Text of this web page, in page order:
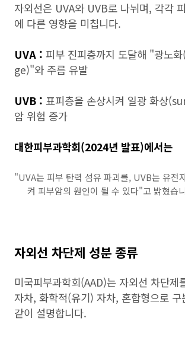
자외선은 UVA와 UVB로 나뉘며, 각각
에 다른 영향을 미칩니다.
UVA : 피부 진피층까지 도달해 "광노
ge)"와 주름 유발
UVB : 표피층을 손상시켜 일광 화상
암 위험 증가
대한피부과학회(2024년 발표)에서는
"UVA는 피부 탄력 섬유 파괴를, UVB는 유전
켜 피부암의 원인이 될 수 있다"고 밝혔습
자외선 차단제 성분 종류
미국피부과학회(AAD)는 자외선 차단제
자차, 화학적(유기) 자차, 혼합형으로 구
같이 설명합니다.